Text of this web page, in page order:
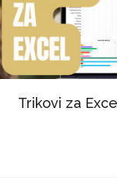
Trikovi za